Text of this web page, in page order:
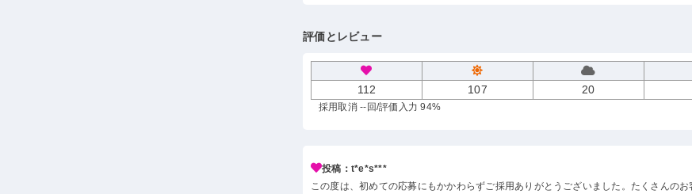
評価とレビュー
112 107 20
採用取消 --回/評価入力 94%
投稿：t*e*s***
この度は、初めての応募にもかかわらずご採用ありがとうございました。たくさんの